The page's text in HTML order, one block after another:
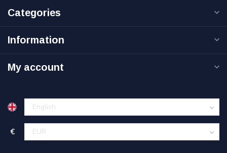
Categories
Information
My account
€